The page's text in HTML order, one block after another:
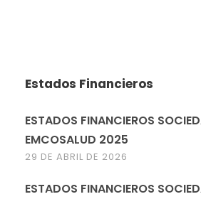
Estados Financieros
ESTADOS FINANCIEROS
EMCOSALUD 2025
29 DE ABRIL DE 2026
ESTADOS FINANCIEROS